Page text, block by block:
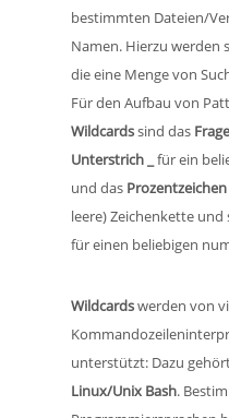
bestimmten Dateien/
Namen. Hierzu werden
die eine Menge von
Für den Aufbau von
Wildcardssind das
Unterstrich _
für ein
und das Prozentzeichen
leere) Zeichenkette und
für einen beliebigen
Wildcardswerden von
unterstützt: Dazu
Linux/Unix Bash.